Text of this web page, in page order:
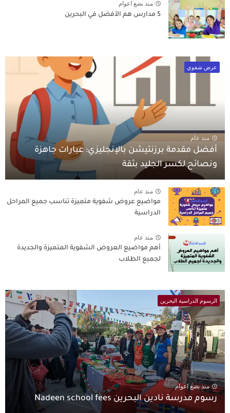
منذ بضع اعوام
5 مدارس هم الأفضل في البحرين
عرض شفوي
منذ عام
أفضل مقدمة برزنتيشن بالإنجليزي: عبارات جاهزة
ونصائح لكسر الجليد بثقة
منذ عام
مواضيع عروض شفوية متميزة تناسب جميع المراحل
الدراسية
منذ عام
أهم مواضيع العروض الشفوية المتميزة والجديدة
لجميع الطلاب
الرسوم الدراسية البحرين
منذ بضع اعوام
رسوم مدرسة نادين البحرين Nadeen school fees